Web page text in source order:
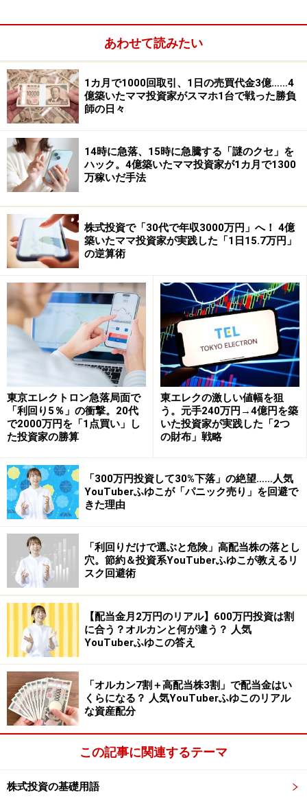
あわせて読みたい
1カ月で1000回取引、1日の売買代金3億……4
億築いたママ投資家がスマホ1台で戦った勝負
師の日々
14時に急落、15時に急騰する「謎のクセ」を
ハック。4億築いたママ投資家が1カ月で1300
万稼いだ手法
株式投資で「30代で年収3000万円」へ！ 4億
築いたママ投資家が実践した「1日15.7万円」
の逆算術
東京エレクトロン急落局面で
「利回り5％」の衝撃。20代
で2000万円を「1点買い」し
た投資家の勝算
東エレクの激しい値幅を狙
う。元手240万円→4億円を築
いた投資家が実践した「2つ
の財布」戦略
「300万円投資して30%下落」の絶望……人気
YouTuberふゆこが「パニック売り」を回避で
きた理由
「利回りだけで選ぶと危険」高配当株の落とし
穴。節約＆投資系YouTuberふゆこが教えるリ
スク回避術
【配当金月2万円のリアル】600万円投資は割
に合う？オルカンと何が違う？ 人気
YouTuberふゆこの答え
「オルカン7割＋高配当株3割」で配当金はい
くらになる？ 人気YouTuberふゆこのリアル
な資産配分
この記事に関連するテーマ
株式投資の基礎用語